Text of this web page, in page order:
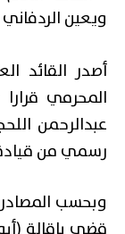
أصدر القائد
المحرمي
عبدالرحمن
رسمي من قيادة
وبحسب